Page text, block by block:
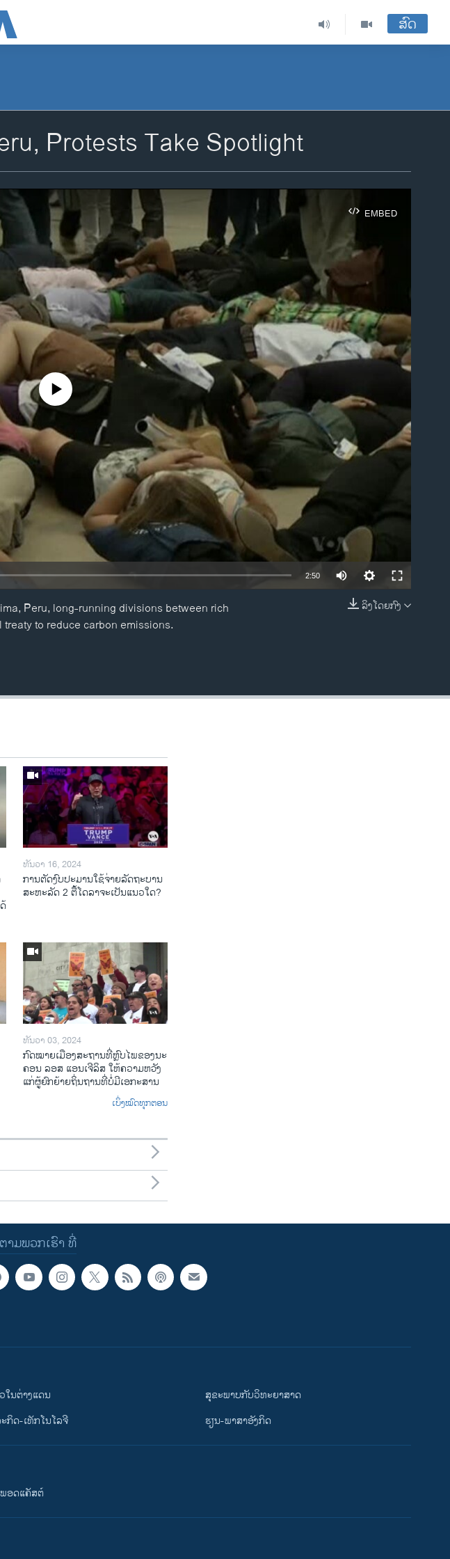
ສົດ
Protests Take Spotlight
EMBED
EMBED
source currently available
2:50
ລິງໂດຍກົງ
Peru, long-running divisions between rich
to reduce carbon emissions.
ທັນວາ 16, 2024
ການ​ຕັດ​ງົບ​ປະ​ມານ​ໃຊ້​ຈ່າຍ​ລັດ​ຖະ​ບານ
ສະ​ຫະ​ລັດ 2 ຕື້​ໂດ​ລາ​ຈະ​ເປັນ​ແນວ​ໃດ?
ທັນວາ 03, 2024
ກົດ​ໝາຍ​ເມືອງ​ສະ​ຖານ​ທີ່ຫຼົບ​ໄພ​ຂອງ​ນະ​
ຄອນ ລອ​ສ ແອນ​ເຈີ​ລິ​ສ ໃຫ້​ຄວາມ​ຫວັງ​
ແກ່​ຜູ້​ຍົກ​ຍ້າຍ​ຖິ່ນ​ຖານ​ທີ່ບໍ່​ມີ​ເອ​ກະ​ສານ
ເບິ່ງໝົດທຸກຕອນ
າມພວກເຮົາ ທີ່
ໃນຕ່າງແດນ
ກິດ-ເທັກໂນໂລຈີ
ສຸຂະພາບກັບວິທະຍາສາດ
ຮຽນ-ພາສາອັງກິດ
ອດແຄັສຕ໌